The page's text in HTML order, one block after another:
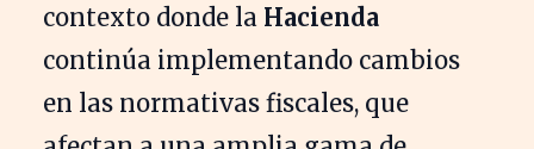
contexto donde la Hacienda
continúa implementando cambios
en las normativas fiscales, que